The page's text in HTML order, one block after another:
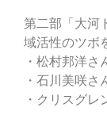
第二部「大河
域活性のツボ
・松村邦洋さ
・石川美咲さ
・クリスグレ